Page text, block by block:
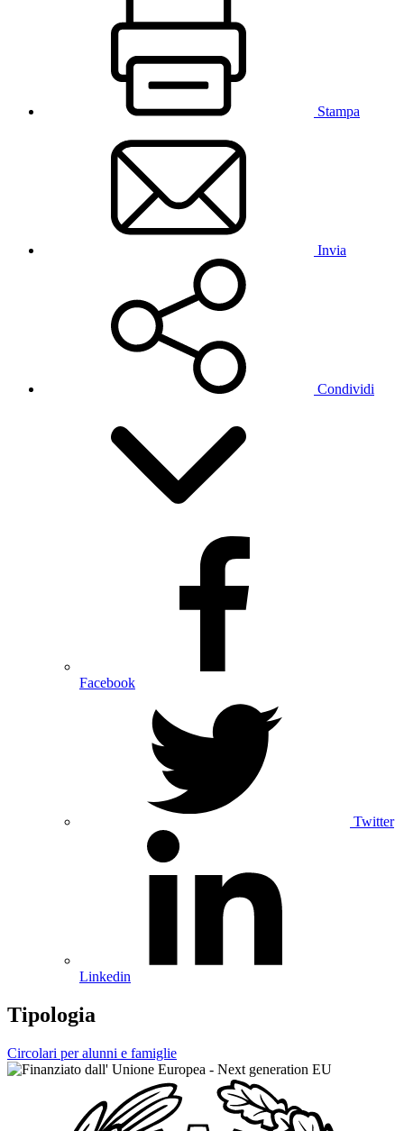
Stampa
Invia
Condividi
Facebook
Twitter
Linkedin
Tipologia
Circolari per alunni e famiglie